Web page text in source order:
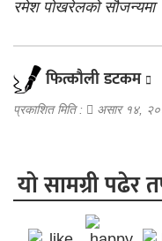
रमेश पाेखरेलकाे साैजन्यमा
फित्काैली डटकम
प्रकाशित मिति : असार १४,
यो सामग्री पढेर